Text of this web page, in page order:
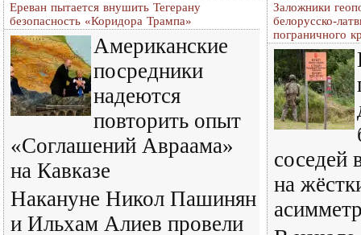
Ереван пытается внушить Тегерану
безопасность «Коридора Трампа»
Американские
посредники
надеются
повторить опыт
«Соглашений Авраама»
на Кавказе
Накануне Никол Пашинян
и Ильхам Алиев провели
Заложники
белорусско-
пограничного
соседей
на